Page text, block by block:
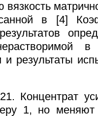
вязкость
в [4]
и результаты
1, но меняют